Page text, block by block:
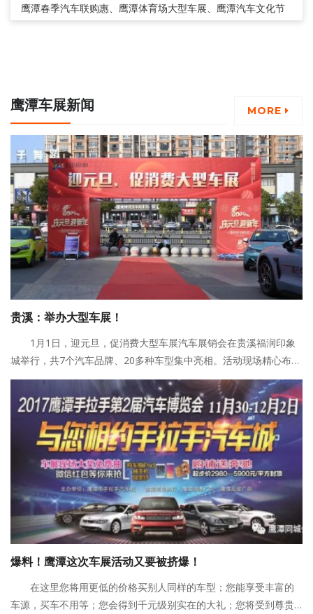
鹰潭春季汽车联购惠、鹰潭体育场大型车展、鹰潭汽车文化节
等。
鹰潭车展新闻 MORE
贵溪：举办大型车展！
1月1日，迎元旦，促消费大型车展汽车展销会在贵溪福润印象
城举行，共7个汽车品牌、20多种车型集中亮相。活动现场精心布
置，做到有效果有品位。专业的车模团队和系列表演活动，烘托出
喜气洋洋的热闹气氛。据悉，车展活动反响良好，两天内便售出30
余辆汽车。
爆料！鹰潭这次车展活动又要被挤爆！
在这里您将用更低的价格买别人同样的车型；您能享受丰富的
车源，买车不用等；您会得到千元级别实在的大礼；您将受到尊贵